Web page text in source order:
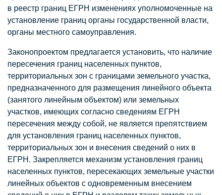
в реестр границ ЕГРН изменениях уполномоченные на
установление границ органы государственной власти,
органы местного самоуправления.
Законопроектом предлагается установить, что наличие
пересечения границ населенных пунктов,
территориальных зон с границами земельного участка,
предназначенного для размещения линейного объекта
(занятого линейным объектом) или земельных
участков, имеющих согласно сведениям ЕГРН
пересечения между собой, не является препятствием
для установления границ населенных пунктов,
территориальных зон и внесения сведений о них в
ЕГРН. Закрепляется механизм установления границ
населенных пунктов, пересекающих земельные участки
линейных объектов с одновременным внесением